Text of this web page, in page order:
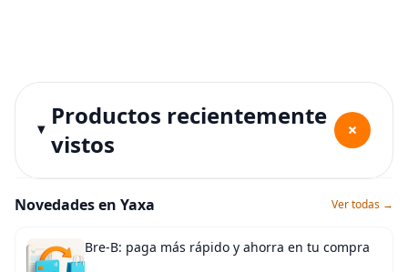
Productos recientemente
vistos
+
Novedades en Yaxa Ver todas →
Bre-B: paga más rápido y ahorra en tu compra